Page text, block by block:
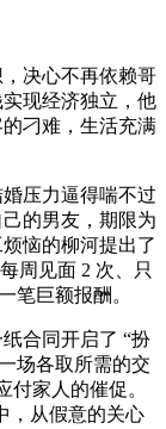
决心不再依赖哥
现经济独立，他
刁难，生活充满
压力逼得喘不过
的男友，期限为
恼的柳河提出了
周见面 2 次、只
笔巨额报酬。
合同开启了 “扮
场各取所需的交
家人的催促。
，从假意的关心